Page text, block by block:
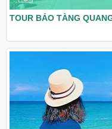
TOUR BẢO TÀNG